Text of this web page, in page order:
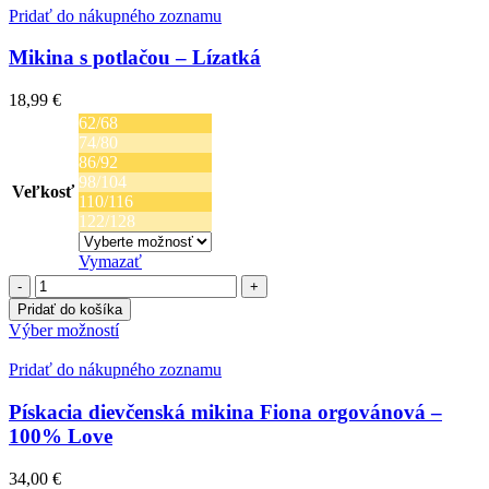
Zajačik
viacero
Možnosti
vybrať
na
stránke
produktu.
Pridať do nákupného zoznamu
Mikina s potlačou – Lízatká
18,99 €
Veľkosť
62/68
74/80
86/92
98/104
110/116
122/128
Vymazať
množstvo
Mikina
s
potlačou
-
Lízatká
Pridať do košíka
Výber možnostíTento
má
variantov.
Možnosti
Pridať do nákupného zoznamu
Pískacia dievčenská mikina Fiona orgovánová –
100% Love
34,00 €